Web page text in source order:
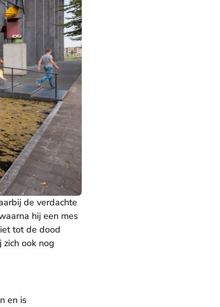
de verdachte
hij een mes
tot de dood
ook nog
en is